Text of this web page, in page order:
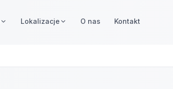
Lokalizacje O nas Kontakt